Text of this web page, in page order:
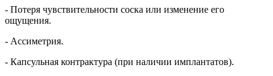
- Потеря чувствительности соска или изменение его
ощущения.
- Ассиметрия.
- Капсульная контрактура (при наличии имплантатов).